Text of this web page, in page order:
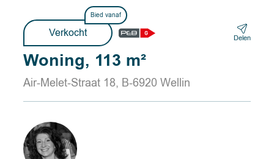
Bied vanaf
Verkocht Delen
Woning, 113 m²
Air-Melet-Straat 18, B-6920 Wellin